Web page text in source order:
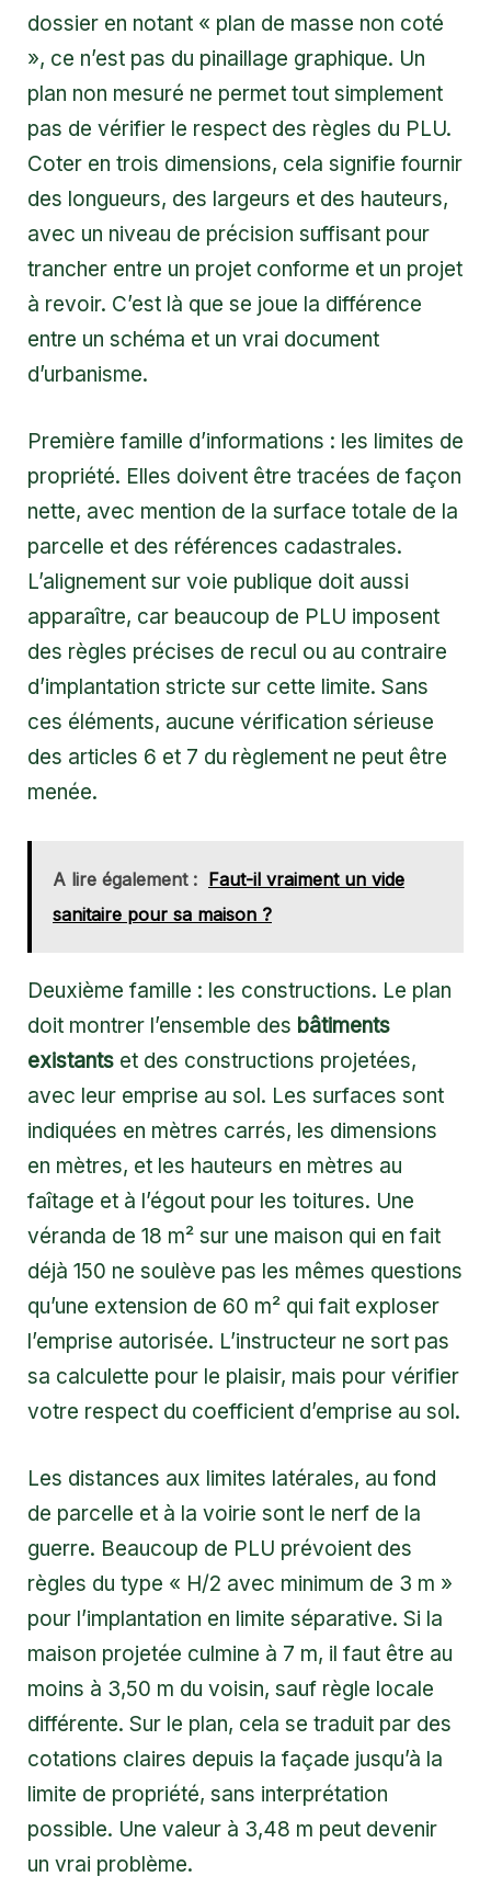
dossier en notant « plan de masse non coté
», ce n’est pas du pinaillage graphique. Un
plan non mesuré ne permet tout simplement
pas de vérifier le respect des règles du PLU.
Coter en trois dimensions, cela signifie fournir
des longueurs, des largeurs et des hauteurs,
avec un niveau de précision suffisant pour
trancher entre un projet conforme et un projet
à revoir. C’est là que se joue la différence
entre un schéma et un vrai document
d’urbanisme.
Première famille d’informations : les limites de
propriété. Elles doivent être tracées de façon
nette, avec mention de la surface totale de la
parcelle et des références cadastrales.
L’alignement sur voie publique doit aussi
apparaître, car beaucoup de PLU imposent
des règles précises de recul ou au contraire
d’implantation stricte sur cette limite. Sans
ces éléments, aucune vérification sérieuse
des articles 6 et 7 du règlement ne peut être
menée.
A lire également : Faut-il vraiment un vide
sanitaire pour sa maison ?
Deuxième famille : les constructions. Le plan
doit montrer l’ensemble des bâtiments
existants et des constructions projetées,
avec leur emprise au sol. Les surfaces sont
indiquées en mètres carrés, les dimensions
en mètres, et les hauteurs en mètres au
faîtage et à l’égout pour les toitures. Une
véranda de 18 m² sur une maison qui en fait
déjà 150 ne soulève pas les mêmes questions
qu’une extension de 60 m² qui fait exploser
l’emprise autorisée. L’instructeur ne sort pas
sa calculette pour le plaisir, mais pour vérifier
votre respect du coefficient d’emprise au sol.
Les distances aux limites latérales, au fond
de parcelle et à la voirie sont le nerf de la
guerre. Beaucoup de PLU prévoient des
règles du type « H/2 avec minimum de 3 m »
pour l’implantation en limite séparative. Si la
maison projetée culmine à 7 m, il faut être au
moins à 3,50 m du voisin, sauf règle locale
différente. Sur le plan, cela se traduit par des
cotations claires depuis la façade jusqu’à la
limite de propriété, sans interprétation
possible. Une valeur à 3,48 m peut devenir
un vrai problème.